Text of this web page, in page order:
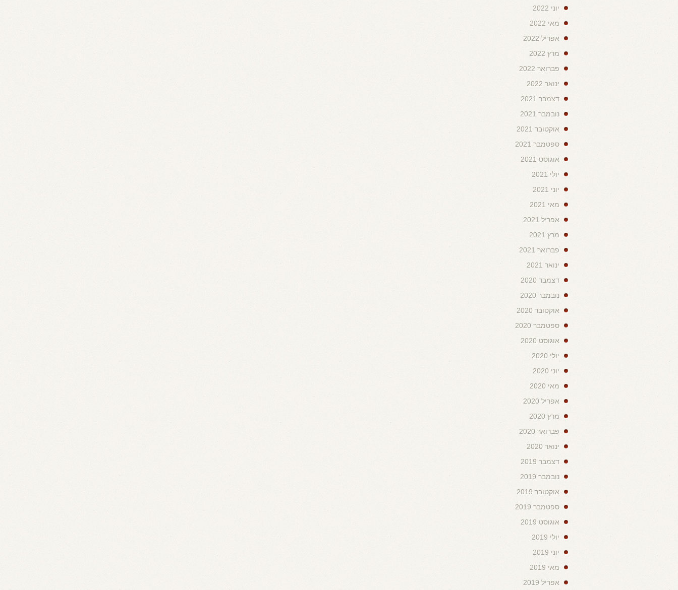
יוני 2022
מאי 2022
אפריל 2022
מרץ 2022
פברואר 2022
ינואר 2022
דצמבר 2021
נובמבר 2021
אוקטובר 2021
ספטמבר 2021
אוגוסט 2021
יולי 2021
יוני 2021
מאי 2021
אפריל 2021
מרץ 2021
פברואר 2021
ינואר 2021
דצמבר 2020
נובמבר 2020
אוקטובר 2020
ספטמבר 2020
אוגוסט 2020
יולי 2020
יוני 2020
מאי 2020
אפריל 2020
מרץ 2020
פברואר 2020
ינואר 2020
דצמבר 2019
נובמבר 2019
אוקטובר 2019
ספטמבר 2019
אוגוסט 2019
יולי 2019
יוני 2019
מאי 2019
אפריל 2019